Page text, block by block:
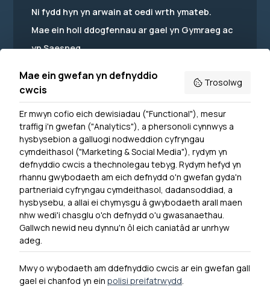
Dewislen Troedyn
Newyddion
Ymuno â ni
Hygyrchedd
Hysbysiad Preifatrwydd
Cysylltu â ni
Ni fydd hyn yn arwain at oedi wrth ymateb.
Mae ein holl ddogfennau ar gael yn Gymraeg ac
yn Saesneg.
Powered by Translate
Mae ein gwefan yn defnyddio
cwcis
Trosolwg
Er mwyn cofio eich dewisiadau ("Functional"), mesur
traffig i'n gwefan ("Analytics"), a phersonoli cynnwys a
hysbysebion a galluogi nodweddion cyfryngau
cymdeithasol ("Marketing & Social Media"), rydym yn
defnyddio cwcis a thechnolegau tebyg. Rydym hefyd yn
rhannu gwybodaeth am eich defnydd o'n gwefan gyda'n
partneriaid cyfryngau cymdeithasol, dadansoddiad, a
hysbysebu, a allai ei chymysgu â gwybodaeth arall maen
nhw wedi'i chasglu o'ch defnydd o'u gwasanaethau.
Gallwch newid neu dynnu'n ôl eich caniatâd ar unrhyw
adeg.
Mwy o wybodaeth am ddefnyddio cwcis ar ein gwefan gall
gael ei chanfod yn ein polisi preifatrwydd.